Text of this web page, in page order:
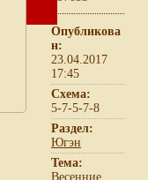
Опубликова
н:
23.04.2017
17:45
Схема:
5-7-5-7-8
Раздел:
Югэн
Тема:
Весенние